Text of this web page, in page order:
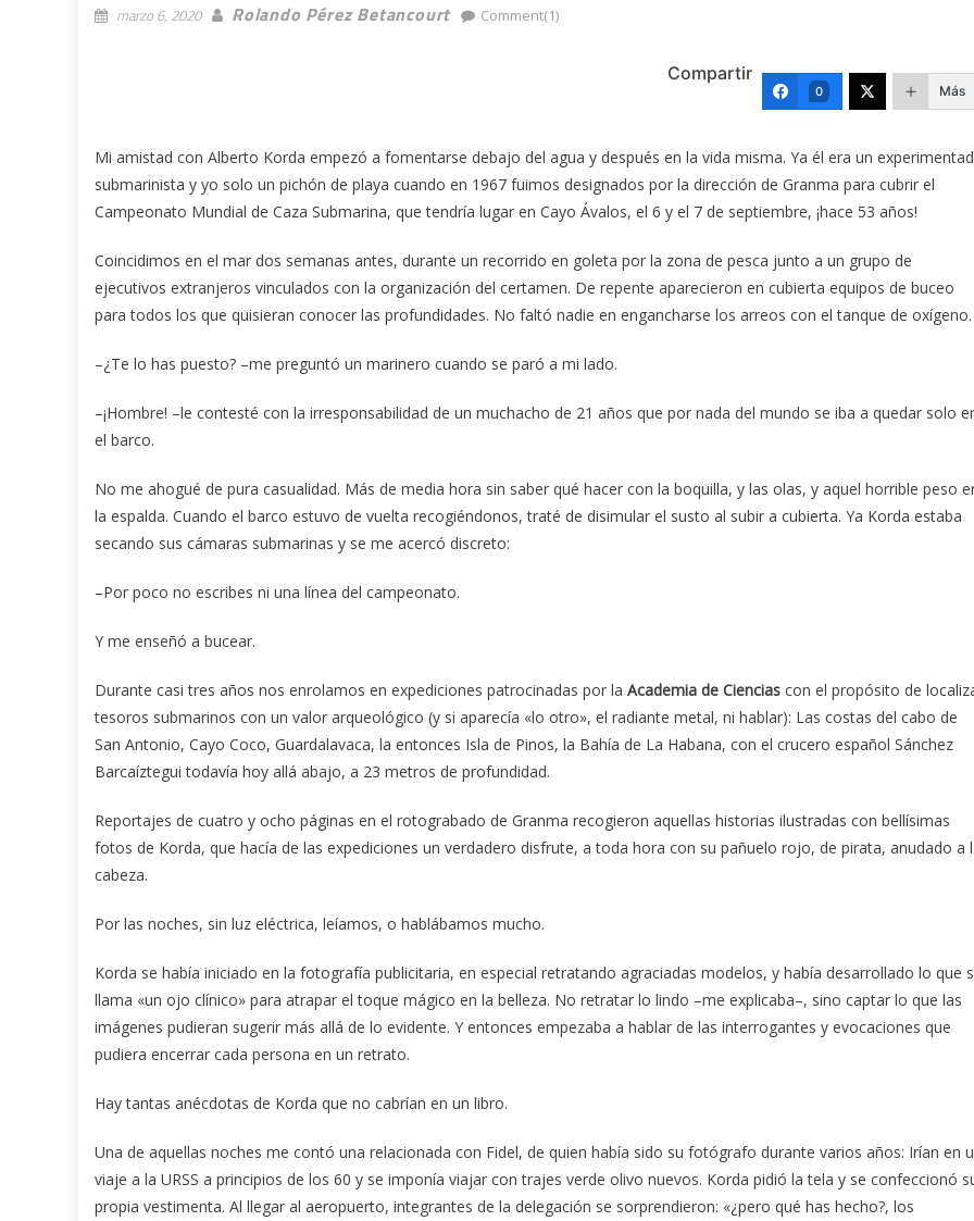
marzo 6, 2020 Rolando Pérez Betancourt Comment(1)
Compartir
0 Más
Mi amistad con Alberto Korda empezó a fomentarse debajo del agua y después en la vida misma. Ya él era un
submarinista y yo solo un pichón de playa cuando en 1967 fuimos designados por la dirección de Granma para cubrir el
Campeonato Mundial de Caza Submarina, que tendría lugar en Cayo Ávalos, el 6 y el 7 de septiembre, ¡hace 53 años!
Coincidimos en el mar dos semanas antes, durante un recorrido en goleta por la zona de pesca junto a un grupo de
ejecutivos extranjeros vinculados con la organización del certamen. De repente aparecieron en cubierta equipos de buceo
para todos los que quisieran conocer las profundidades. No faltó nadie en engancharse los arreos con el tanque de oxígeno.
–¿Te lo has puesto? –me preguntó un marinero cuando se paró a mi lado.
–¡Hombre! –le contesté con la irresponsabilidad de un muchacho de 21 años que por nada del mundo se iba a quedar solo
el barco.
No me ahogué de pura casualidad. Más de media hora sin saber qué hacer con la boquilla, y las olas, y aquel horrible peso
la espalda. Cuando el barco estuvo de vuelta recogiéndonos, traté de disimular el susto al subir a cubierta. Ya Korda estaba
secando sus cámaras submarinas y se me acercó discreto:
–Por poco no escribes ni una línea del campeonato.
Y me enseñó a bucear.
Durante casi tres años nos enrolamos en expediciones patrocinadas por la Academia de Ciencias con el propósito de
tesoros submarinos con un valor arqueológico (y si aparecía «lo otro», el radiante metal, ni hablar): Las costas del cabo de
San Antonio, Cayo Coco, Guardalavaca, la entonces Isla de Pinos, la Bahía de La Habana, con el crucero español Sánchez
Barcaíztegui todavía hoy allá abajo, a 23 metros de profundidad.
Reportajes de cuatro y ocho páginas en el rotograbado de Granma recogieron aquellas historias ilustradas con bellísimas
fotos de Korda, que hacía de las expediciones un verdadero disfrute, a toda hora con su pañuelo rojo, de pirata, anudado a
cabeza.
Por las noches, sin luz eléctrica, leíamos, o hablábamos mucho.
Korda se había iniciado en la fotografía publicitaria, en especial retratando agraciadas modelos, y había desarrollado lo que
llama «un ojo clínico» para atrapar el toque mágico en la belleza. No retratar lo lindo –me explicaba–, sino captar lo que las
imágenes pudieran sugerir más allá de lo evidente. Y entonces empezaba a hablar de las interrogantes y evocaciones que
pudiera encerrar cada persona en un retrato.
Hay tantas anécdotas de Korda que no cabrían en un libro.
Una de aquellas noches me contó una relacionada con Fidel, de quien había sido su fotógrafo durante varios años: Irían en
viaje a la URSS a principios de los 60 y se imponía viajar con trajes verde olivo nuevos. Korda pidió la tela y se confeccionó
propia vestimenta. Al llegar al aeropuerto, integrantes de la delegación se sorprendieron: «¿pero qué has hecho?, los